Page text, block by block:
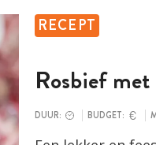
RECEPT
Rosbief
DUUR: BUDGET: